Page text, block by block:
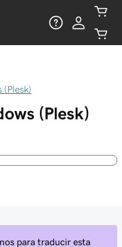
(Plesk)
(Plesk)
para traducir esta